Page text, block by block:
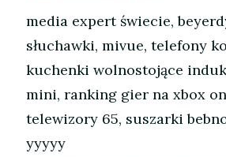
media expert świecie,
słuchawki, mivue, telefony
kuchenki wolnostojące
mini, ranking gier na xbox
telewizory 65, suszarki
yyyyy